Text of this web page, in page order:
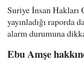
Suriye İnsan
yayınladığı raporda
alarm durumuna
Ebu Amşe